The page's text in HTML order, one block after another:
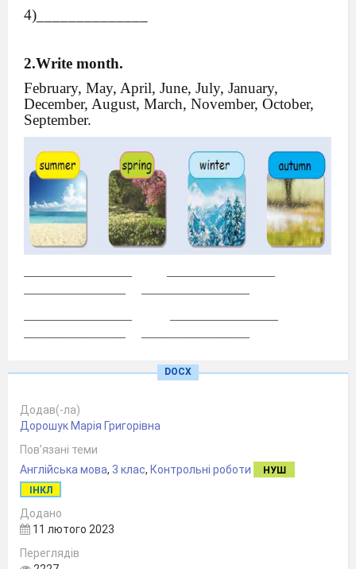
4)______________
2.Write month.
February, May, April, June, July, January,
December, August, March, November, October,
September.
________________
_________________
3. Write in or on.
1)
____ Tuesday
2) ____ Saturday
8) ____ October
3) ____
4)
____ Sunday
5) ____ Friday
DOCX
Додав(-ла)
Дорошук Марія Григорівна
Пов’язані теми
Англійська мова, 3 клас, Контрольні роботи
НУШ
ІНКЛ
Додано
11 лютого 2023
Переглядів